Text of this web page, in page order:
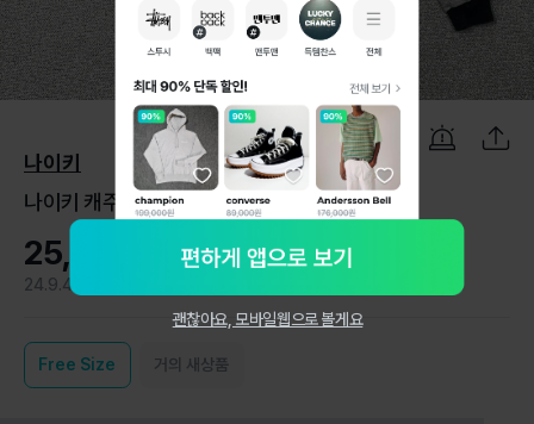
1 / 3
나이키
나이키 캐주얼 멀티컬러 후드집업 M
25,000원
24.9.4
Free Size 거의 새상품
괜찮아요, 모바일웹으로 볼게요